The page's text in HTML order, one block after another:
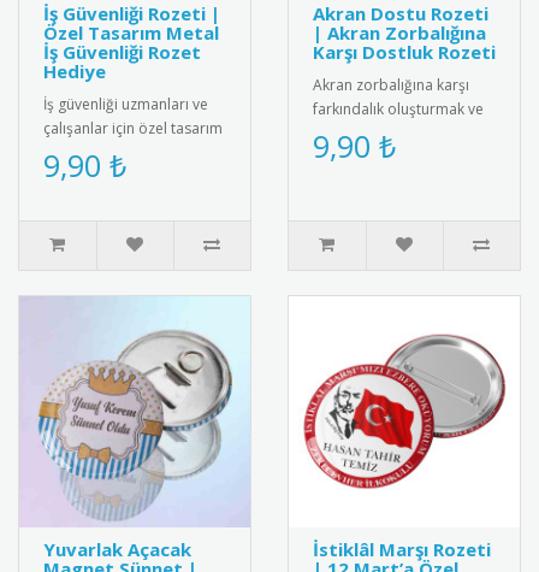
İş Güvenliği Rozeti |
Özel Tasarım Metal
İş Güvenliği Rozet
Hediye
İş güvenliği uzmanları ve
çalışanlar için özel tasarım
metal iş güvenliği rozeti.
Yüksek kaliteli me..
9,90 ₺
Akran Dostu Rozeti
| Akran Zorbalığına
Karşı Dostluk Rozeti
Akran zorbalığına karşı
farkındalık oluşturmak ve
akran dostluğunu teşvik
etmek için tasarlanmış
9,90 ₺
Yuvarlak Açacak
İstiklâl Marşı Rozeti